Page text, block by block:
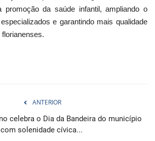
da saúde infantil, ampliando o
e garantindo mais qualidade
ANTERIOR
celebra o Dia da Bandeira do município
com solenidade cívica...